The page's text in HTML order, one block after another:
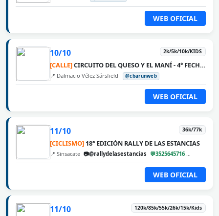
WEB OFICIAL
10/10 2k/5k/10k/KIDS
[CALLE]CIRCUITO DEL QUESO Y EL MANÍ - 4° FECHA DALMACIO VÉLEZ SÁRSFIELD
📍 Dalmacio Vélez Sársfield @cbarunweb
WEB OFICIAL
11/10 36k/77k
[CICLISMO] 18° EDICIÓN RALLY DE LAS ESTANCIAS
📍 Sinsacate 📷@rallydelasestancias 💬3525645716
WEB OFICIAL
11/10 120k/85k/55k/26k/15k/Kids